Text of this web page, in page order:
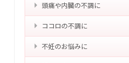
頭痛や内臓の不調に
ココロの不調に
不妊のお悩みに